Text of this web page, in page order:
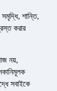
শান্তি,
করার
নয়,
সবাইকে